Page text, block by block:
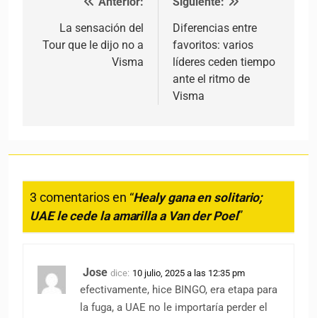
Navegación de entradas
La sensación del
Tour que le dijo no a
Visma
Diferencias entre
favoritos: varios
líderes ceden tiempo
ante el ritmo de
Visma
3 comentarios en “Healy gana en solitario;
UAE le cede la amarilla a Van der Poel”
Jose dice: 10 julio, 2025 a las 12:35 pm
efectivamente, hice BINGO, era etapa para
la fuga, a UAE no le importaría perder el